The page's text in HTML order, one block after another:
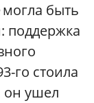
быть
поддержка
го стоила
он ушел